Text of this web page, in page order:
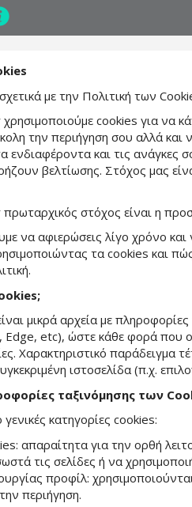
με την Πολιτική των
cookies για να
την περιήγηση σου αλλά και
ενδιαφέροντα και τις ανάγκες
βελτίωσης. Στόχος μας
στόχος είναι η
να αφιερώσεις λίγο χρόνο
τα cookies και
μικρά αρχεία με
etc), ώστε κάθε φορά που ο
Χαρακτηριστικό παράδειγμα
ιστοσελίδα (π.χ.
ταξινόμησης των
κατηγορίες cookies:
απαραίτητα για την ορθή
τις σελίδες ή να
προφίλ:
περιήγηση.